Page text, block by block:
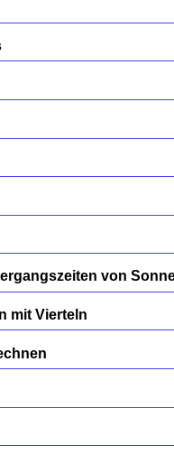
von
mit Vierteln